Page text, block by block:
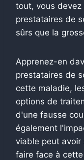
tout, vous devez
prestataires de
sûrs que la
Apprenez-en
prestataires de
cette maladie,
options de
d'une fausse
également
viable peut
faire face à